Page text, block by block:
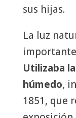
sus hijas.
La luz
Utilizaba
húmedo,
1851, que